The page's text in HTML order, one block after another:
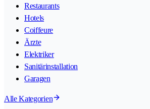
Restaurants
Hotels
Coiffeure
Ärzte
Elektriker
Sanitärinstallation
Garagen
Alle Kategorien